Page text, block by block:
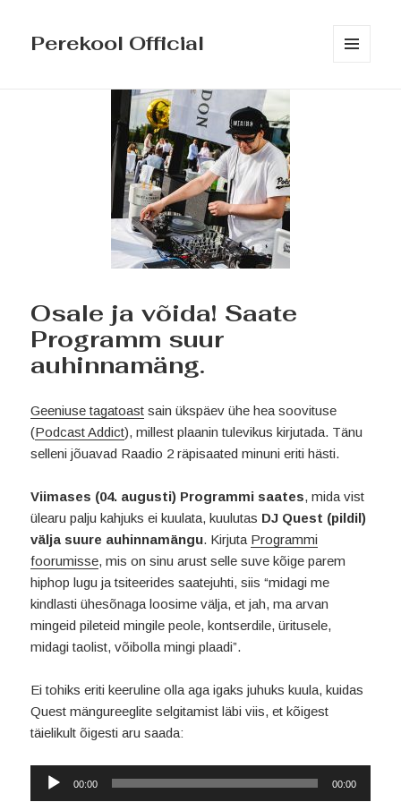
Perekool Official
Osale ja võida! Saate
Programm suur
auhinnamäng.
Geeniuse tagatoast sain ükspäev ühe hea soovituse
(Podcast Addict), millest plaanin tulevikus kirjutada. Tänu
selleni jõuavad Raadio 2 räpisaated minuni eriti hästi.
Viimases (04. augusti) Programmi saates, mida vist
ülearu palju kahjuks ei kuulata, kuulutas DJ Quest (pildil)
välja suure auhinnamängu. Kirjuta Programmi
foorumisse, mis on sinu arust selle suve kõige parem
hiphop lugu ja tsiteerides saatejuhti, siis “midagi me
kindlasti ühesõnaga loosime välja, et jah, ma arvan
mingeid pileteid mingile peole, kontserdile, üritusele,
midagi taolist, võibolla mingi plaadi”.
Ei tohiks eriti keeruline olla aga igaks juhuks kuula, kuidas
Quest mängureeglite selgitamist läbi viis, et kõigest
täielikult õigesti aru saada:
Audioesitaja
00:00 00:00